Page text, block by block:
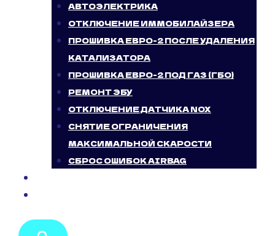
АВТОЭЛЕКТРИКА
ОТКЛЮЧЕНИЕ ИММОБИЛАЙЗЕРА
ПРОШИВКА ЕВРО-2 ПОСЛЕ УДАЛЕНИЯ
КАТАЛИЗАТОРА
ПРОШИВКА ЕВРО-2 ПОД ГАЗ (ГБО)
РЕМОНТ ЭБУ
ОТКЛЮЧЕНИЕ ДАТЧИКА NOX
СНЯТИЕ ОГРАНИЧЕНИЯ
МАКСИМАЛЬНОЙ СКАРОСТИ
СБРОС ОШИБОК AIRBAG